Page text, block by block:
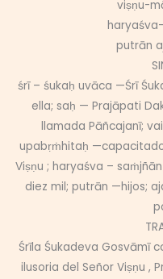
viṣṇu-
putrān
śrī – śukaḥ uvāca —Śrī
ella; saḥ — Prajāpati
llamada Pāñcajanī;
upabṛṁhitaḥ
Viṣṇu ; haryaśva –
diez mil; putrān —hijos;
Śrīla Śukadeva Gosvāmī
ilusoria del Señor Viṣṇu ,